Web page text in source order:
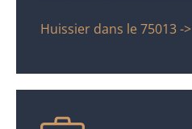
Huissier dans le 75013 ->